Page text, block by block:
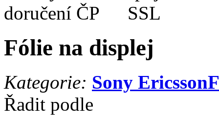
Fólie na displej
Kategorie: Sony Ericsson
Řadit podle